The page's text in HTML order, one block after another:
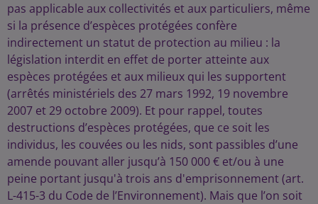
pas applicable aux collectivités et aux particuliers, même
si la présence d’espèces protégées confère
indirectement un statut de protection au milieu : la
législation interdit en effet de porter atteinte aux
espèces protégées et aux milieux qui les supportent
(arrêtés ministériels des 27 mars 1992, 19 novembre
2007 et 29 octobre 2009). Et pour rappel, toutes
destructions d’espèces protégées, que ce soit les
individus, les couvées ou les nids, sont passibles d’une
amende pouvant aller jusqu’à 150 000 € et/ou à une
peine portant jusqu'à trois ans d'emprisonnement (art.
L-415-3 du Code de l’Environnement). Mais que l’on soit